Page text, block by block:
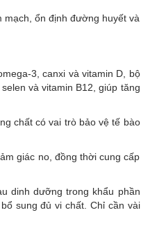
ổn định đường huyết và
3, canxi và vitamin D, bộ
và vitamin B12, giúp tăng
chất có vai trò bảo vệ tế bào
giác no, đồng thời cung cấp
dinh dưỡng trong khẩu phần
sung đủ vi chất. Chỉ cần vài